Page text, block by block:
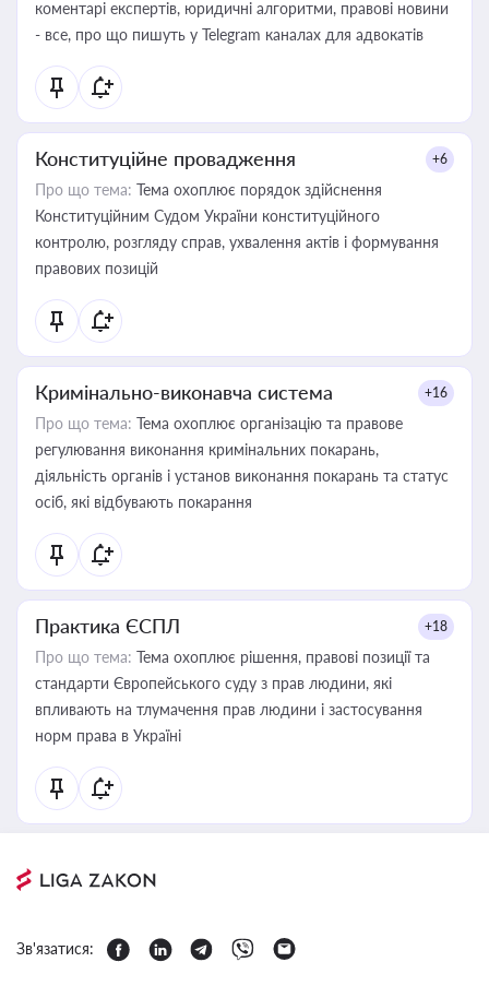
коментарі експертів, юридичні алгоритми, правові новини
- все, про що пишуть у Telegram каналах для адвокатів
Конституційне провадження +6
Про що тема: Тема охоплює порядок здійснення
Конституційним Судом України конституційного
контролю, розгляду справ, ухвалення актів і формування
правових позицій
Кримінально-виконавча система +16
Про що тема: Тема охоплює організацію та правове
регулювання виконання кримінальних покарань,
діяльність органів і установ виконання покарань та статус
осіб, які відбувають покарання
Практика ЄСПЛ +18
Про що тема: Тема охоплює рішення, правові позиції та
стандарти Європейського суду з прав людини, які
впливають на тлумачення прав людини і застосування
норм права в Україні
Зв'язатися: